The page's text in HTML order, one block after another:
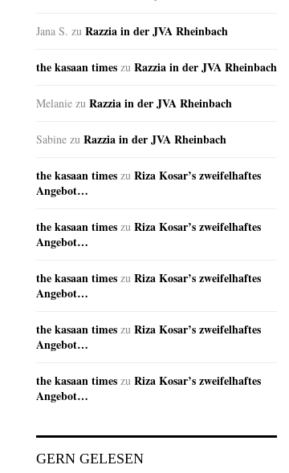
Jana S. zu Razzia in der JVA Rheinbach
the kasaan times zu Razzia in der JVA Rheinbach
Melanie zu Razzia in der JVA Rheinbach
Sabine zu Razzia in der JVA Rheinbach
the kasaan times zu Riza Kosar’s zweifelhaftes
Angebot…
the kasaan times zu Riza Kosar’s zweifelhaftes
Angebot…
the kasaan times zu Riza Kosar’s zweifelhaftes
Angebot…
the kasaan times zu Riza Kosar’s zweifelhaftes
Angebot…
the kasaan times zu Riza Kosar’s zweifelhaftes
Angebot…
GERN GELESEN